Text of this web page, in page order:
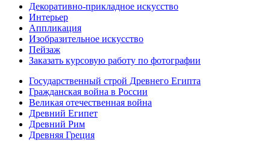
Декоративно-прикладное искусство
Интерьер
Аппликация
Изобразительное искусство
Пейзаж
Заказать курсовую работу по фотографии
Государственный строй Древнего Египта
Гражданская война в России
Великая отечественная война
Древний Египет
Древний Рим
Древняя Греция